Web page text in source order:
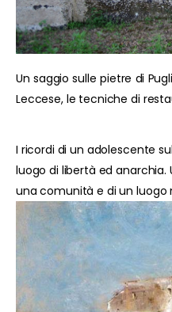
Un saggio sulle pietre di
Leccese, le tecniche di
I ricordi di un adolescente
luogo di libertà ed anarchia.
una comunità e di un luogo